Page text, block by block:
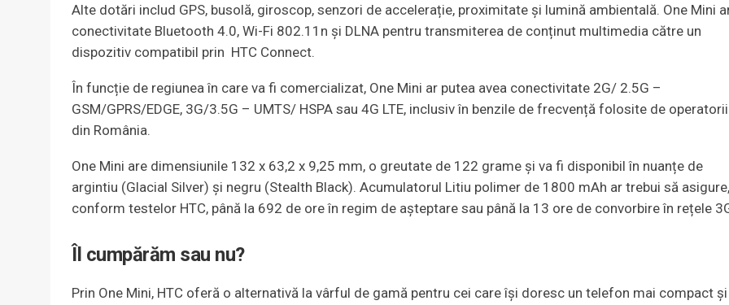
Alte dotări includ GPS, busolă, giroscop, senzori de accelerație, proximitate și lumină ambientală. One Mini
conectivitate Bluetooth 4.0, Wi-Fi 802.11n și DLNA pentru transmiterea de conținut multimedia către un
dispozitiv compatibil prin HTC Connect.
În funcție de regiunea în care va fi comercializat, One Mini ar putea avea conectivitate 2G/ 2.5G –
GSM/GPRS/EDGE, 3G/3.5G – UMTS/ HSPA sau 4G LTE, inclusiv în benzile de frecvență folosite de operatorii
din România.
One Mini are dimensiunile 132 x 63,2 x 9,25 mm, o greutate de 122 grame și va fi disponibil în nuanțe de
argintiu (Glacial Silver) şi negru (Stealth Black). Acumulatorul Litiu polimer de 1800 mAh ar trebui să
conform testelor HTC, până la 692 de ore în regim de așteptare sau până la 13 ore de convorbire în rețele
Îl cumpărăm sau nu?
Prin One Mini, HTC oferă o alternativă la vârful de gamă pentru cei care își doresc un telefon mai compact și